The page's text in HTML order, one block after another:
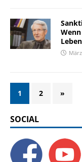
1 2 »
SOCIAL